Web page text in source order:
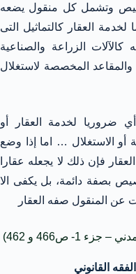
وتشمل كل منقول يضعه
العقار كالتماثيل التى
الزراعة والصناعية
المخصصة لاستغلال
ضروريا لخدمة العقار أو
أو الاستغلال … اما إذا وضع
فإن ذلك لا يجعله عقارا
بصفة دائمة، بل يكفى الا
عن المنقول صفه العقار
1- ص466 و 462)
القانوني